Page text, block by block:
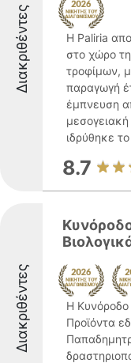
Διακριθέντες
Η Paliria
στο χώρο
τροφίμων,
παραγωγή
έμπνευση
ιδρύθηκε
8.7
Διακριθέντες
Η Κυνόροδο
Προϊόντα